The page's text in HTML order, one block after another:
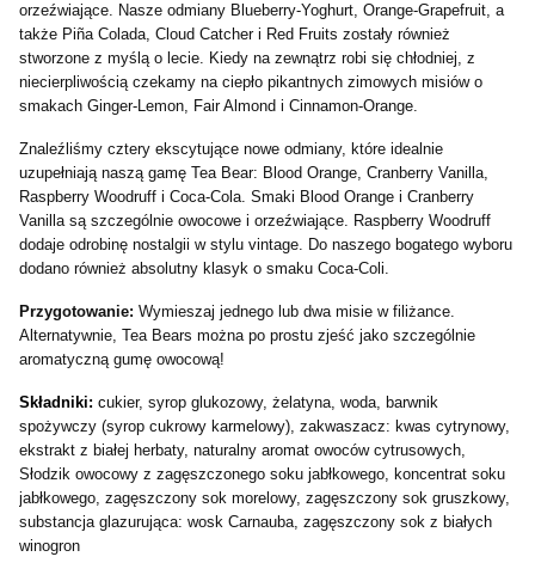
orzeźwiające. Nasze odmiany Blueberry-Yoghurt, Orange-Grapefruit, a
także Piña Colada, Cloud Catcher i Red Fruits zostały również
stworzone z myślą o lecie. Kiedy na zewnątrz robi się chłodniej, z
niecierpliwością czekamy na ciepło pikantnych zimowych misiów o
smakach Ginger-Lemon, Fair Almond i Cinnamon-Orange.
Znaleźliśmy cztery ekscytujące nowe odmiany, które idealnie
uzupełniają naszą gamę Tea Bear: Blood Orange, Cranberry Vanilla,
Raspberry Woodruff i Coca-Cola. Smaki Blood Orange i Cranberry
Vanilla są szczególnie owocowe i orzeźwiające. Raspberry Woodruff
dodaje odrobinę nostalgii w stylu vintage. Do naszego bogatego wyboru
dodano również absolutny klasyk o smaku Coca-Coli.
Przygotowanie: Wymieszaj jednego lub dwa misie w filiżance.
Alternatywnie, Tea Bears można po prostu zjeść jako szczególnie
aromatyczną gumę owocową!
Składniki: cukier, syrop glukozowy, żelatyna, woda, barwnik
spożywczy (syrop cukrowy karmelowy), zakwaszacz: kwas cytrynowy,
ekstrakt z białej herbaty, naturalny aromat owoców cytrusowych,
Słodzik owocowy z zagęszczonego soku jabłkowego, koncentrat soku
jabłkowego, zagęszczony sok morelowy, zagęszczony sok gruszkowy,
substancja glazurująca: wosk Carnauba, zagęszczony sok z białych
winogron